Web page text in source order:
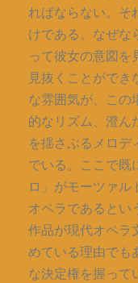
ればならない。そ
けである。なぜな
って彼女の意図を
見抜くことがで
な雰囲気が、この
的なリズム、澄ん
を揺さぶるメロデ
でいる。ここで既
ロ」がモーツァ
オペラであるとい
作品が現代オペラ
めている理由でも
な決定権を握って